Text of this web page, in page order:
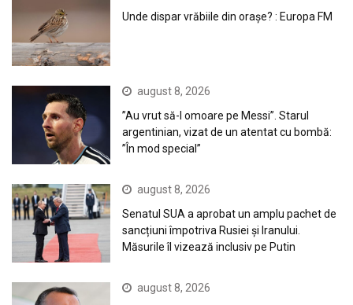
Unde dispar vrăbiile din orașe? : Europa FM
august 8, 2026
”Au vrut să-l omoare pe Messi”. Starul
argentinian, vizat de un atentat cu bombă:
”În mod special”
august 8, 2026
Senatul SUA a aprobat un amplu pachet de
sancțiuni împotriva Rusiei și Iranului.
Măsurile îl vizează inclusiv pe Putin
august 8, 2026